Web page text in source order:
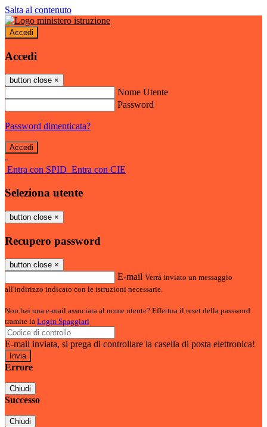
Salta al contenuto
Accedi
Accedi
button close ×
Nome Utente
Password
Password dimenticata?
-
Entra con SPID Entra con CIE
Seleziona utente
button close ×
Recupero password
button close ×
E-mail Verrà inviato un messaggio
all'indirizzo indicato con le istruzioni necessarie.
Non hai una e-mail associata al nome utente? Effettua il reset della password
tramite la Login Spaggiari
E-mail inviata, si prega di controllare la casella di posta elettronica!
Errore
Chiudi
Successo
Chiudi